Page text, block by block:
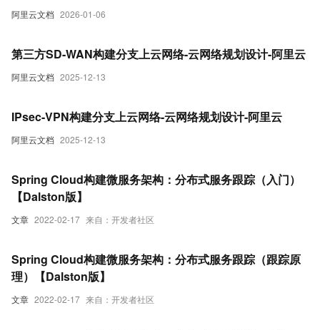
阿里云文档 2026-01-06
阿里云文档 2025-12-13
第三方SD-WAN构建分支上云网络-云网络规划设计-阿里云
阿里云文档 2025-12-13
IPsec-VPN构建分支上云网络-云网络规划设计-阿里云
文章 2022-02-17 来自：开发者社区
Spring Cloud构建微服务架构：分布式服务跟踪（入门）
【Dalston版】
文章 2022-02-17 来自：开发者社区
Spring Cloud构建微服务架构：分布式服务跟踪（跟踪原
理）【Dalston版】